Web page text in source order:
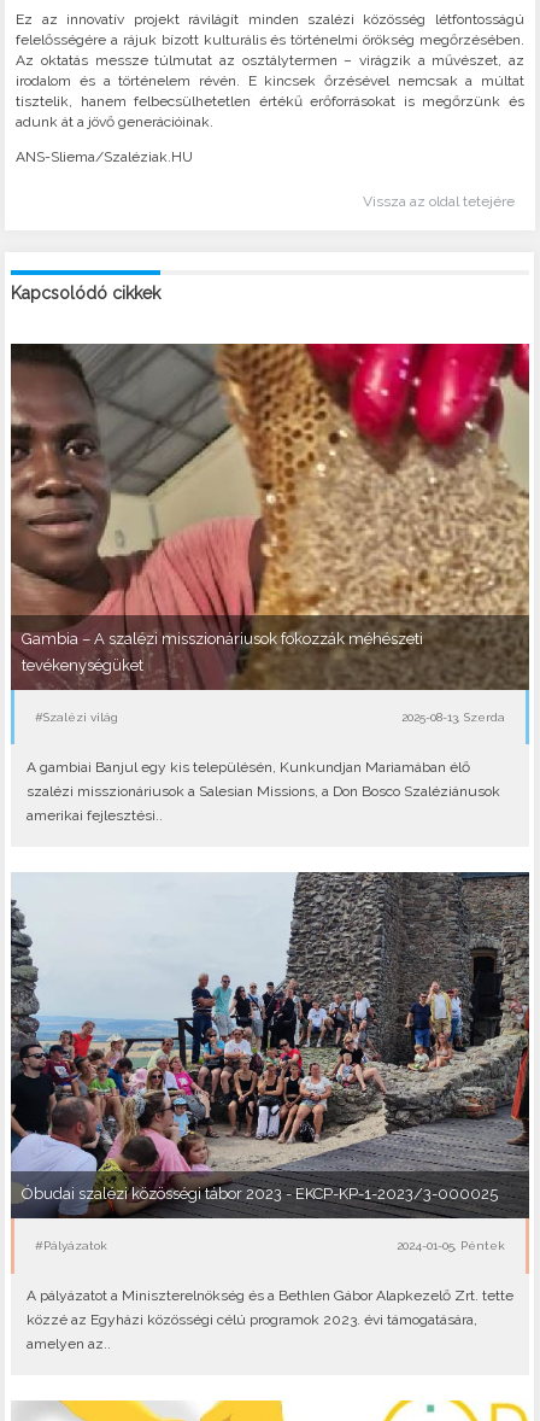
Ez az innovatív projekt rávilágít minden szalézi közösség létfontosságú
felelősségére a rájuk bízott kulturális és történelmi örökség megőrzésében.
Az oktatás messze túlmutat az osztálytermen – virágzik a művészet, az
irodalom és a történelem révén. E kincsek őrzésével nemcsak a múltat
tisztelik, hanem felbecsülhetetlen értékű erőforrásokat is megőrzünk és
adunk át a jövő generációinak.
ANS-Sliema/Szaléziak.HU
Vissza az oldal tetejére
Kapcsolódó cikkek
Gambia – A szalézi misszionáriusok fokozzák méhészeti
tevékenységüket
#Szalézi világ 2025-08-13, Szerda
A gambiai Banjul egy kis településén, Kunkundjan Mariamában élő
szalézi misszionáriusok a Salesian Missions, a Don Bosco Szaléziánusok
amerikai fejlesztési..
Óbudai szalézi közösségi tábor 2023 - EKCP-KP-1-2023/3-000025
#Pályázatok 2024-01-05, Péntek
A pályázatot a Miniszterelnökség és a Bethlen Gábor Alapkezelő Zrt. tette
közzé az Egyházi közösségi célú programok 2023. évi támogatására,
amelyen az..